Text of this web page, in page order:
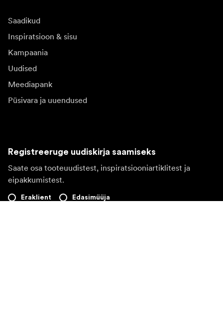
Saadikud
Inspiratsioon & sisu
Kampaania
Uudised
Meediapank
Püsivara ja uuendused
Registreeruge uudiskirja saamiseks
Saate osa tooteuudistest, inspiratsiooniartiklitest ja
eipakkumistest.
Eraklient Edasimüüja